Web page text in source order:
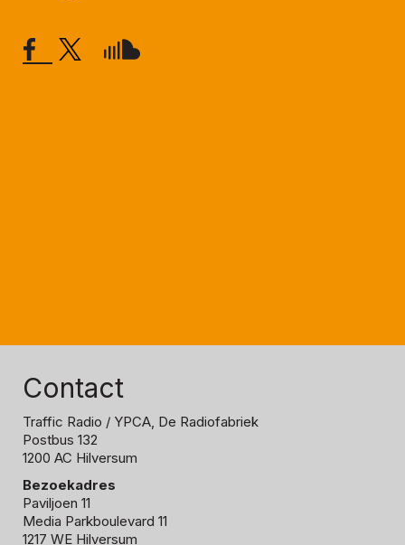
Contact
Traffic Radio / YPCA, De Radiofabriek
Postbus 132
1200 AC Hilversum
Bezoekadres
Paviljoen 11
Media Parkboulevard 11
1217 WE Hilversum